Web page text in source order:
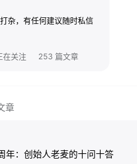
杂，有任何建议随时私信
在关注 253 篇文章
章
年：创始人老麦的十问十答